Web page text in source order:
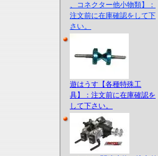
、コネクター他小物類】：
注文前に在庫確認をして下
さい。
遊はうす【各種特殊工
具】：注文前に在庫確認を
して下さい。